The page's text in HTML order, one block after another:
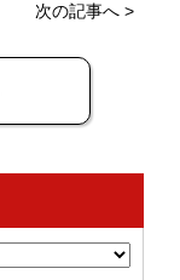
次の記事へ >